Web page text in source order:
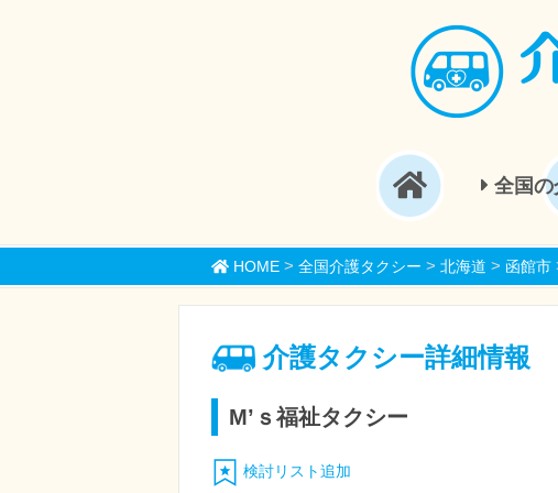
全国
HOME> 全国介護タクシー > 北海道 > 函館市
介護タクシー詳細情報
M’ｓ福祉タクシー
検討リスト追加